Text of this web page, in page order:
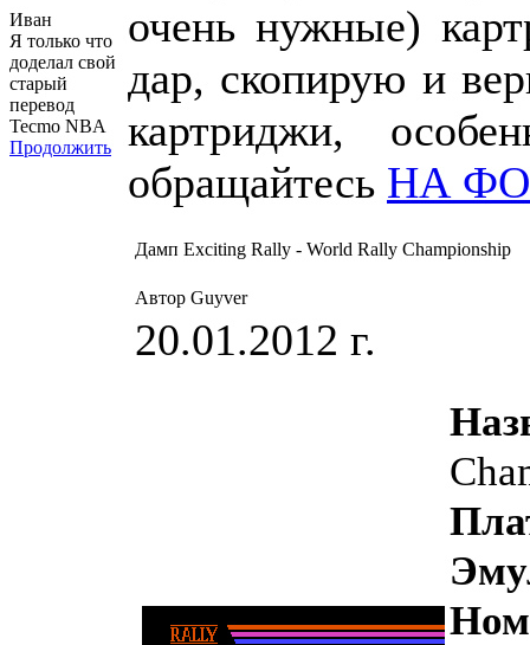
Иван
Я только что
доделал свой
старый
перевод
Tecmo NBA
Продолжить
очень нужные)
дар, скопирую и
картриджи,
обращайтесь НА
Дамп Exciting Rally - World Rally Championship
Автор Guyver
20.01.2012 г.
Н